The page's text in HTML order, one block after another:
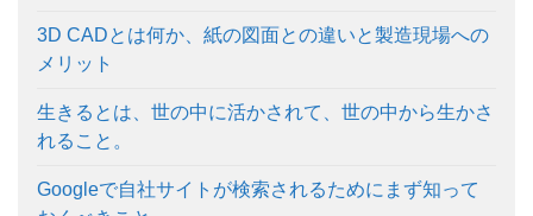
3D CADとは何か、紙の図面との違いと製造現場への
メリット
生きるとは、世の中に活かされて、世の中から生かさ
れること。
Googleで自社サイトが検索されるためにまず知って